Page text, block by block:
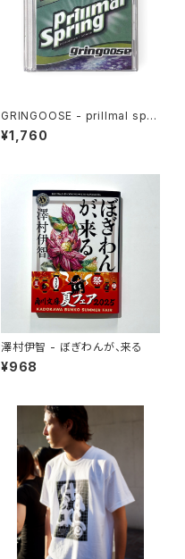
GRINGOOSE - prillmal spri
ng 2 (MIX CD)
¥1,760
澤村伊智 - ぼぎわんが、来る
¥968